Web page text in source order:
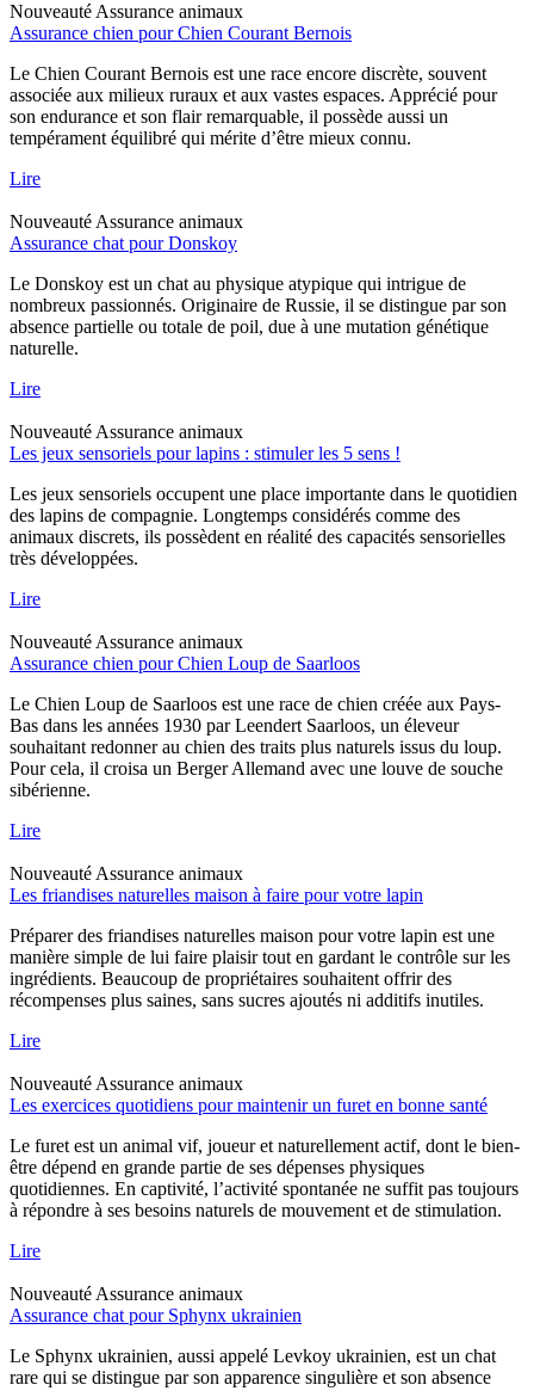
Nouveauté Assurance animaux
Assurance chien pour Chien Courant Bernois
Le Chien Courant Bernois est une race encore discrète, souvent
associée aux milieux ruraux et aux vastes espaces. Apprécié pour
son endurance et son flair remarquable, il possède aussi un
tempérament équilibré qui mérite d’être mieux connu.
Lire
Nouveauté Assurance animaux
Assurance chat pour Donskoy
Le Donskoy est un chat au physique atypique qui intrigue de
nombreux passionnés. Originaire de Russie, il se distingue par son
absence partielle ou totale de poil, due à une mutation génétique
naturelle.
Lire
Nouveauté Assurance animaux
Les jeux sensoriels pour lapins : stimuler les 5 sens !
Les jeux sensoriels occupent une place importante dans le quotidien
des lapins de compagnie. Longtemps considérés comme des
animaux discrets, ils possèdent en réalité des capacités sensorielles
très développées.
Lire
Nouveauté Assurance animaux
Assurance chien pour Chien Loup de Saarloos
Le Chien Loup de Saarloos est une race de chien créée aux Pays-
Bas dans les années 1930 par Leendert Saarloos, un éleveur
souhaitant redonner au chien des traits plus naturels issus du loup.
Pour cela, il croisa un Berger Allemand avec une louve de souche
sibérienne.
Lire
Nouveauté Assurance animaux
Les friandises naturelles maison à faire pour votre lapin
Préparer des friandises naturelles maison pour votre lapin est une
manière simple de lui faire plaisir tout en gardant le contrôle sur les
ingrédients. Beaucoup de propriétaires souhaitent offrir des
récompenses plus saines, sans sucres ajoutés ni additifs inutiles.
Lire
Nouveauté Assurance animaux
Les exercices quotidiens pour maintenir un furet en bonne santé
Le furet est un animal vif, joueur et naturellement actif, dont le bien-
être dépend en grande partie de ses dépenses physiques
quotidiennes. En captivité, l’activité spontanée ne suffit pas toujours
à répondre à ses besoins naturels de mouvement et de stimulation.
Lire
Nouveauté Assurance animaux
Assurance chat pour Sphynx ukrainien
Le Sphynx ukrainien, aussi appelé Levkoy ukrainien, est un chat
rare qui se distingue par son apparence singulière et son absence